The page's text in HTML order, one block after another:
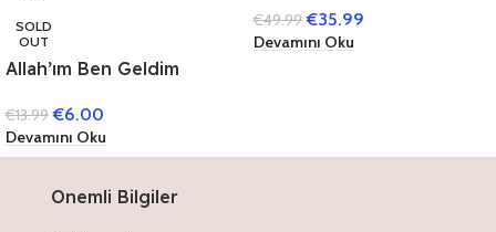
SOLD
OUT
Allah’ım Ben Geldim
€13.99 €6.00
Devamını Oku
€49.99 €35.99
Devamını Oku
Onemli Bilgiler